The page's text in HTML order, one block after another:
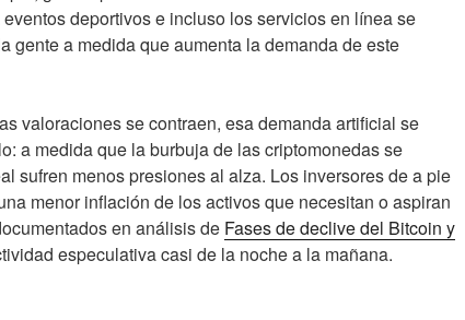
deportivos e incluso los servicios en línea se
gente a medida que aumenta la demanda de este
valoraciones se contraen, esa demanda artificial se
a medida que la burbuja de las criptomonedas se
sufren menos presiones al alza. Los inversores de a pie
menor inflación de los activos que necesitan o aspiran
en análisis de Fases de declive del Bitcoin y
especulativa casi de la noche a la mañana.